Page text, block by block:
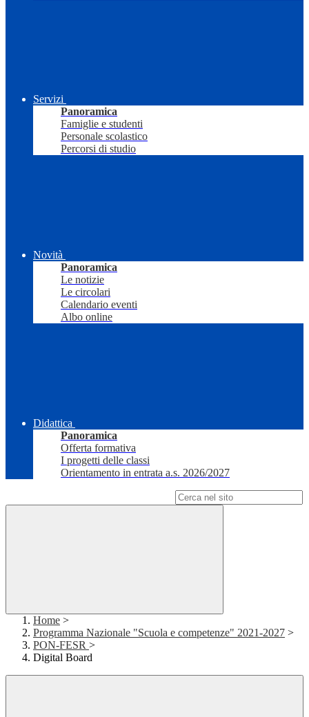
Servizi
Panoramica
Famiglie e studenti
Personale scolastico
Percorsi di studio
Novità
Panoramica
Le notizie
Le circolari
Calendario eventi
Albo online
Didattica
Panoramica
Offerta formativa
I progetti delle classi
Orientamento in entrata a.s. 2026/2027
Home >
Programma Nazionale "Scuola e competenze" 2021-2027 >
PON-FESR >
Digital Board